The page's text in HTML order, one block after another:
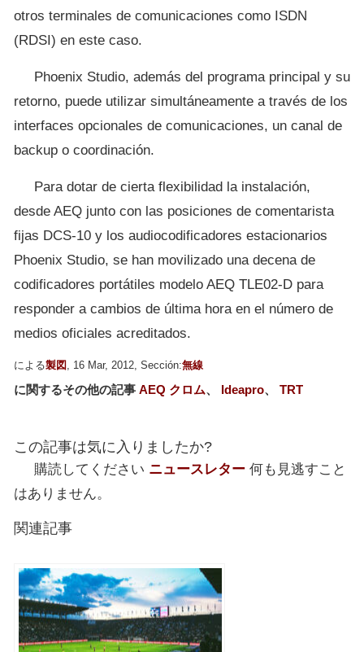
otros terminales de comunicaciones como ISDN
(RDSI) en este caso.
Phoenix Studio, además del programa principal y su
retorno, puede utilizar simultáneamente a través de los
interfaces opcionales de comunicaciones, un canal de
backup o coordinación.
Para dotar de cierta flexibilidad la instalación,
desde AEQ junto con las posiciones de comentarista
fijas DCS-10 y los audiocodificadores estacionarios
Phoenix Studio, se han movilizado una decena de
codificadores portátiles modelo AEQ TLE02-D para
responder a cambios de última hora en el número de
medios oficiales acreditados.
による製図 , 16 Mar, 2012, Sección:無線
に関するその他の記事 AEQ クロム、 Ideapro、 TRT
この記事は気に入りましたか?
購読してください ニュースレター 何も見逃すこと
はありません。
関連記事